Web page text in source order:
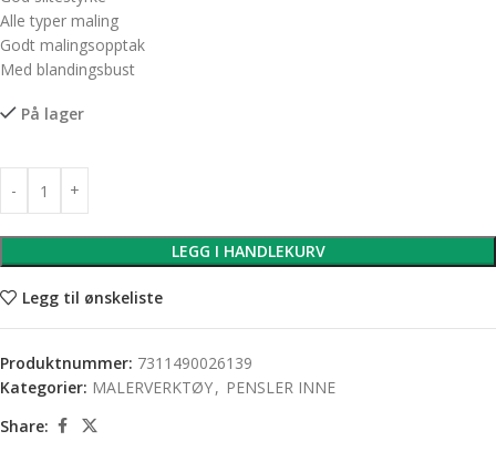
Alle typer maling
Godt malingsopptak
Med blandingsbust
På lager
LEGG I HANDLEKURV
Legg til ønskeliste
Produktnummer: 7311490026139
Kategorier: MALERVERKTØY, PENSLER INNE
Share: